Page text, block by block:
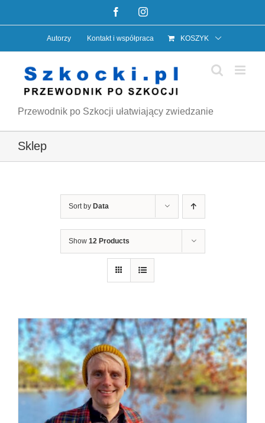
do
FacebookInstagram
Autorzy Kontakt i współpraca KOSZYK
Przewodnik po Szkocji ułatwiający zwiedzanie
Sklep
Sort by Data
Show 12 Products